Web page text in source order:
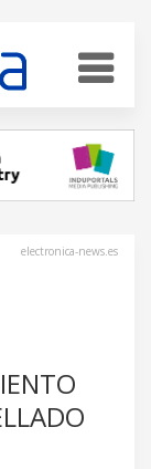
electronica-news.es